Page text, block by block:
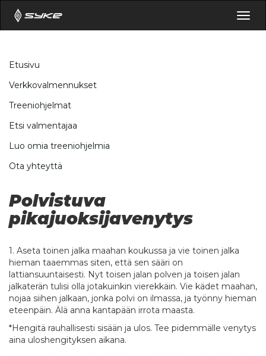
Etusivu
Verkkovalmennukset
Treeniohjelmat
Etsi valmentajaa
Luo omia treeniohjelmia
Ota yhteyttä
Polvistuva
pikajuoksijavenytys
1. Aseta toinen jalka maahan koukussa ja vie toinen jalka
hieman taaemmas siten, että sen sääri on
lattiansuuntaisesti. Nyt toisen jalan polven ja toisen jalan
jalkaterän tulisi olla jotakuinkin vierekkäin. Vie kädet maahan,
nojaa siihen jalkaan, jonka polvi on ilmassa, ja työnny hieman
eteenpäin. Älä anna kantapään irrota maasta.
*Hengitä rauhallisesti sisään ja ulos. Tee pidemmälle venytys
aina uloshengityksen aikana.